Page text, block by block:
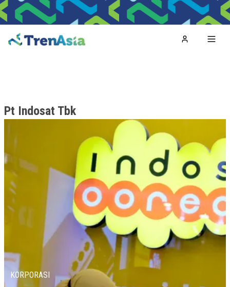
Home
Pt Indosat Tbk
KORPORASI